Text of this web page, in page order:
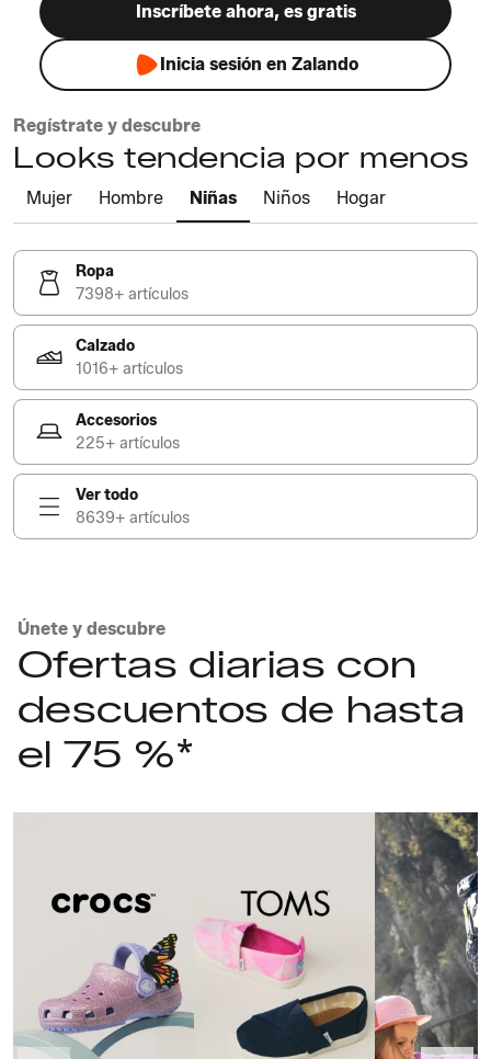
Inscríbete ahora, es gratis
Inicia sesión en Zalando
Regístrate y descubre
Looks tendencia por menos
Mujer Hombre Niñas Niños Hogar
Ropa
7398+ artículos
Calzado
1016+ artículos
Accesorios
225+ artículos
Ver todo
8639+ artículos
Únete y descubre
Ofertas diarias con
descuentos de hasta
el 75 %*